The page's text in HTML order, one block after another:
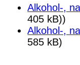
Alkohol-,
405 kB))
Alkohol-,
585 kB)